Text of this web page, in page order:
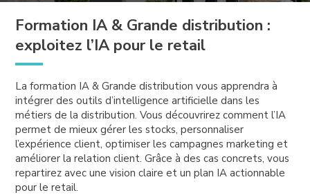
Formation IA & Grande distribution :
exploitez l’IA pour le retail
La formation IA & Grande distribution vous apprendra à
intégrer des outils d’intelligence artificielle dans les
métiers de la distribution. Vous découvrirez comment l’IA
permet de mieux gérer les stocks, personnaliser
l’expérience client, optimiser les campagnes marketing et
améliorer la relation client. Grâce à des cas concrets, vous
repartirez avec une vision claire et un plan IA actionnable
pour le retail.